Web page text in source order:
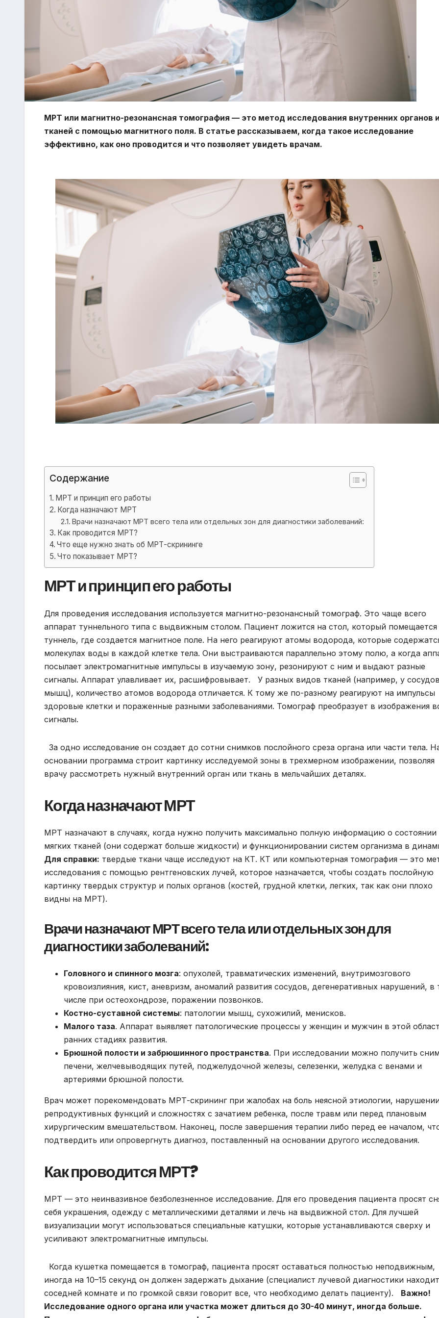
МРТ или магнитно-резонансная томография — это метод исследования внутренних органов
тканей с помощью магнитного поля. В статье рассказываем, когда такое исследование
эффективно, как оно проводится и что позволяет увидеть врачам.
Содержание
МРТ и принцип его работы
Когда назначают МРТ
Врачи назначают МРТ всего тела или отдельных зон для диагностики заболеваний:
Как проводится МРТ?
Что еще нужно знать об МРТ-скрининге
Что показывает МРТ?
МРТ и принцип его работы
Для проведения исследования используется магнитно-резонансный томограф. Это чаще всего
аппарат туннельного типа с выдвижным столом. Пациент ложится на стол, который помещается
туннель, где создается магнитное поле. На него реагируют атомы водорода, которые
молекулах воды в каждой клетке тела. Они выстраиваются параллельно этому полю, а когда
посылает электромагнитные импульсы в изучаемую зону, резонируют с ним и выдают разные
сигналы. Аппарат улавливает их, расшифровывает. У разных видов тканей (например, у
мышц), количество атомов водорода отличается. К тому же по-разному реагируют на импульсы
здоровые клетки и пораженные разными заболеваниями. Томограф преобразует в изображения
сигналы.
За одно исследование он создает до сотни снимков послойного среза органа или части тела.
основании программа строит картинку исследуемой зоны в трехмерном изображении, позволяя
врачу рассмотреть нужный внутренний орган или ткань в мельчайших деталях.
Когда назначают МРТ
МРТ назначают в случаях, когда нужно получить максимально полную информацию о состоянии
мягких тканей (они содержат больше жидкости) и функционировании систем организма в
Для справки: твердые ткани чаще исследуют на КТ. КТ или компьютерная томография — это
исследования с помощью рентгеновских лучей, которое назначается, чтобы создать послойную
картинку твердых структур и полых органов (костей, грудной клетки, легких, так как они плохо
видны на МРТ).
Врачи назначают МРТ всего тела или отдельных зон для
диагностики заболеваний:
Головного и спинного мозга: опухолей, травматических изменений, внутримозгового
кровоизлияния, кист, аневризм, аномалий развития сосудов, дегенеративных нарушений, в
числе при остеохондрозе, поражении позвонков.
Костно-суставной системы: патологии мышц, сухожилий, менисков.
Малого таза. Аппарат выявляет патологические процессы у женщин и мужчин в этой
ранних стадиях развития.
Брюшной полости и забрюшинного пространства. При исследовании можно получить
печени, желчевыводящих путей, поджелудочной железы, селезенки, желудка с венами и
артериями брюшной полости.
Врач может порекомендовать МРТ-скрининг при жалобах на боль неясной этиологии,
репродуктивных функций и сложностях с зачатием ребенка, после травм или перед плановым
хирургическим вмешательством. Наконец, после завершения терапии либо перед ее началом,
подтвердить или опровергнуть диагноз, поставленный на основании другого исследования.
Как проводится МРТ?
МРТ — это неинвазивное безболезненное исследование. Для его проведения пациента просят
себя украшения, одежду с металлическими деталями и лечь на выдвижной стол. Для лучшей
визуализации могут использоваться специальные катушки, которые устанавливаются сверху и
усиливают электромагнитные импульсы.
Когда кушетка помещается в томограф, пациента просят оставаться полностью неподвижным,
иногда на 10–15 секунд он должен задержать дыхание (специалист лучевой диагностики
соседней комнате и по громкой связи говорит все, что необходимо делать пациенту). Важно!
Исследование одного органа или участка может длиться до 30-40 минут, иногда больше.